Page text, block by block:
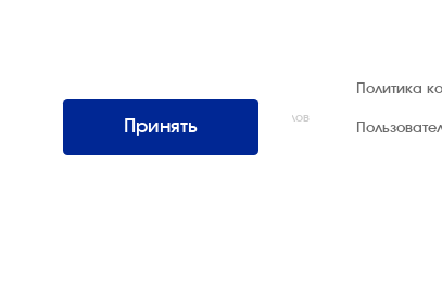
Интернэшнл»
Все права защищены. Использование материалов
возможно только со ссылкой на источник.
Политика
Принять